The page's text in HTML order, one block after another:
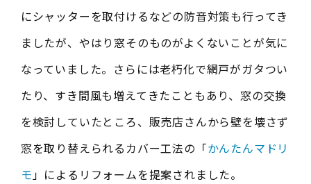
にシャッターを取付けるなどの防音対策も行ってき
ましたが、やはり窓そのものがよくないことが気に
なっていました。さらには老朽化で網戸がガタつい
たり、すき間風も増えてきたこともあり、窓の交換
を検討していたところ、販売店さんから壁を壊さず
窓を取り替えられるカバー工法の「かんたんマドリ
モ」によるリフォームを提案されました。